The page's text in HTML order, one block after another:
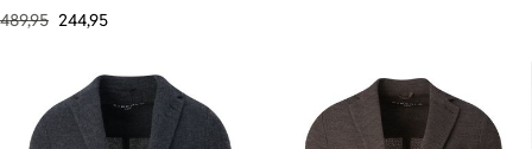
489,95 244,95